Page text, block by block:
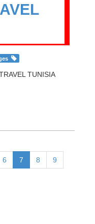
TUNISIA
6 7 8 9